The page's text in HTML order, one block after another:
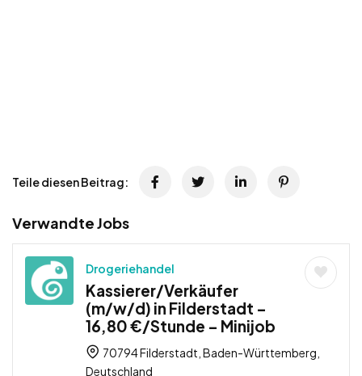
Teile diesen Beitrag:
Verwandte Jobs
Drogeriehandel
Kassierer/Verkäufer
(m/w/d) in Filderstadt –
16,80 €/Stunde – Minijob
70794 Filderstadt, Baden-Württemberg,
Deutschland